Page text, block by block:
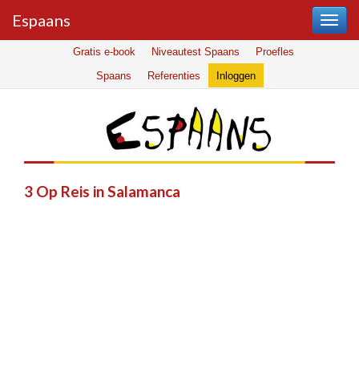
Espaans
Gratis e-book Niveautest Spaans
Proefles
Spaans
Referenties Inloggen
3 Op Reis in Salamanca